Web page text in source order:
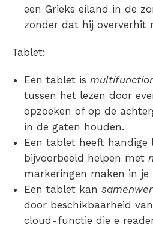
een Grieks eiland in de
zonder dat hij oververhit
Tablet:
Een tablet is
tussen het lezen door
opzoeken of op de
in de gaten houden.
Een tablet heeft handige
bijvoorbeeld helpen met
markeringen maken in je
Een tablet kan
door beschikbaarheid
cloud-functie die e